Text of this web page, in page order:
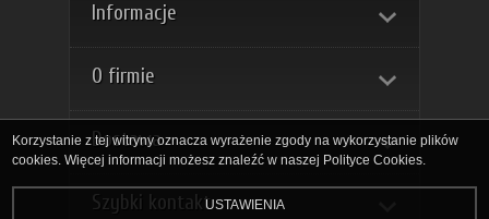
Informacje
O firmie
Dostawa
Szybki kontakt
Korzystanie z tej witryny oznacza wyrażenie zgody na wykorzystanie plików
cookies. Więcej informacji możesz znaleźć w naszej Polityce Cookies.
USTAWIENIA